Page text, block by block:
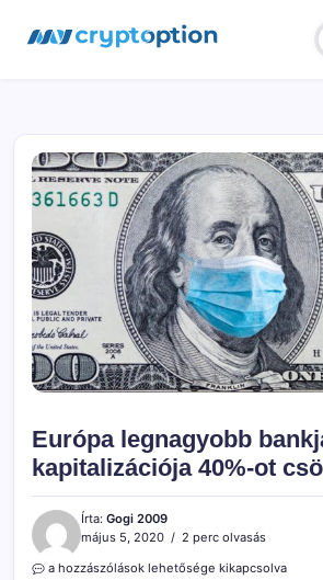
Európa legnagyobb
kapitalizációja 40%-ot
Írta: Gogi 2009
május 5, 2020
2 perc olvasás
Európa
a hozzászólások lehetősége kikapcsolva